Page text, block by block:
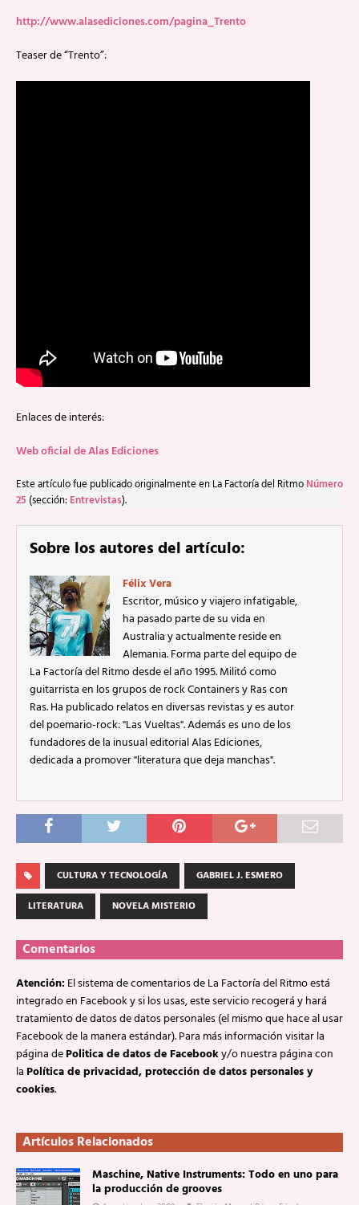
http://www.alasediciones.com/pagina_Trento
Teaser de “Trento”:
Enlaces de interés:
Web oficial de Alas Ediciones
Este artículo fue publicado originalmente en La Factoría del Ritmo Número
25 (sección: Entrevistas).
Sobre los autores del artículo:
Félix Vera
Escritor, músico y viajero infatigable,
ha pasado parte de su vida en
Australia y actualmente reside en
Alemania. Forma parte del equipo de
La Factoría del Ritmo desde el año 1995. Militó como
guitarrista en los grupos de rock Containers y Ras con
Ras. Ha publicado relatos en diversas revistas y es autor
del poemario-rock: "Las Vueltas". Además es uno de los
fundadores de la inusual editorial Alas Ediciones,
dedicada a promover "literatura que deja manchas".
CULTURA Y TECNOLOGÍA
GABRIEL J. ESMERO
LITERATURA
NOVELA MISTERIO
Comentarios
Atención:El sistema de comentarios de La Factoría del Ritmo está
integrado en Facebook y si los usas, este servicio recogerá y hará
tratamiento de datos de datos personales (el mismo que hace al usar
Facebook de la manera estándar). Para más información visitar la
página dePolitica de datos de Facebooky/o nuestra página con
laPolítica de privacidad, protección de datos personales y
cookies.
Artículos Relacionados
Maschine, Native Instruments: Todo en uno para
la producción de grooves